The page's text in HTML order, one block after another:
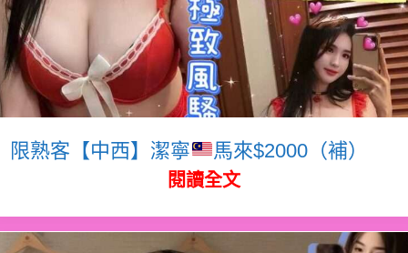
限熟客【中西】潔寧 馬來$2000（補）
閱讀全文